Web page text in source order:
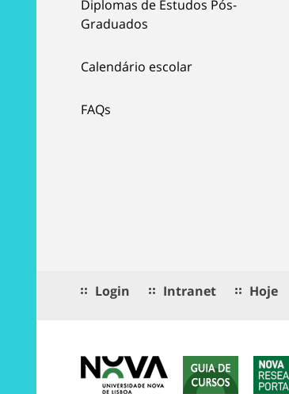
Diplomas de Estudos Pós-
Graduados
Calendário escolar
FAQs
Login Intranet Hoje